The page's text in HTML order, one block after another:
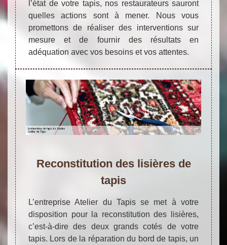
l’état de votre tapis, nos restaurateurs sauront
quelles actions sont à mener. Nous vous
promettons de réaliser des interventions sur
mesure et de fournir des résultats en
adéquation avec vos besoins et vos attentes.
Reconstitution des lisières de
tapis
L’entreprise Atelier du Tapis se met à votre
disposition pour la reconstitution des lisières,
c’est-à-dire des deux grands cotés de votre
tapis. Lors de la réparation du bord de tapis, un